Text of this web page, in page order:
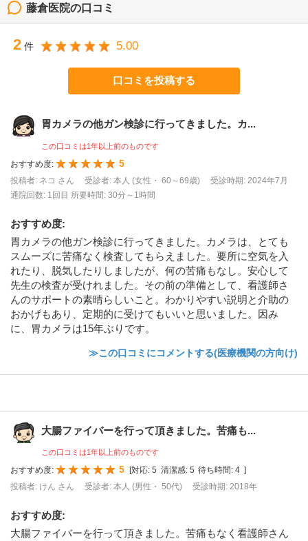
藤倉医院の口コミ
2 件 5.00
口コミを投稿する
胃カメラの他ガン検診に行ってきました。カ...
この口コミは1年以上前のものです
おすすめ度: 5
投稿者: ネコ さん 受診者: 本人 (女性・ 60～69歳)
受診時期: 2024年7月
通院回数: 1回目 所要時間: 30分～1時間
おすすめ度:
胃カメラの他ガン検診に行ってきました。カメラは、とても
スムーズに苦痛なく検査してもらえました。要所に空気を入
れたり、脱気したりしましたが、何の苦痛もなし。安心して
先生の検査が受けれました。その前の準備として、看護師さ
んのサポートの素晴らしいこと。わかりやすい説明と介助の
おかげもあり、定期的に受けてもいいと思いました。因み
に、胃カメラは15年ぶりです。
≫この口コミにコメントする(医療機関の方向け)
大腸ファイバーを行って頂きました。苦痛も...
この口コミは1年以上前のものです
おすすめ度: 5 対応: 5 清潔感: 5 待ち時間: 4
投稿者: けん さん
受診者: 本人 (男性・ 50代) 受診時期: 2018年
おすすめ度:
大腸ファイバーを行って頂きました。苦痛もなく看護師さん